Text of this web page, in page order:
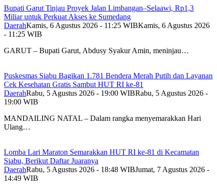
Bupati Garut Tinjau Proyek Jalan Limbangan–Selaawi, Rp1,3
Miliar untuk Perkuat Akses ke Sumedang
DaerahKamis, 6 Agustus 2026 - 11:25 WIBKamis, 6 Agustus 2026
- 11:25 WIB
GARUT – Bupati Garut, Abdusy Syakur Amin, meninjau…
Puskesmas Siabu Bagikan 1.781 Bendera Merah Putih dan Layanan
Cek Kesehatan Gratis Sambut HUT RI ke-81
DaerahRabu, 5 Agustus 2026 - 19:00 WIBRabu, 5 Agustus 2026 -
19:00 WIB
MANDAILING NATAL – Dalam rangka menyemarakkan Hari
Ulang…
Lomba Lari Maraton Semarakkan HUT RI ke-81 di Kecamatan
Siabu, Berikut Daftar Juaranya
DaerahRabu, 5 Agustus 2026 - 18:48 WIBJumat, 7 Agustus 2026 -
14:49 WIB